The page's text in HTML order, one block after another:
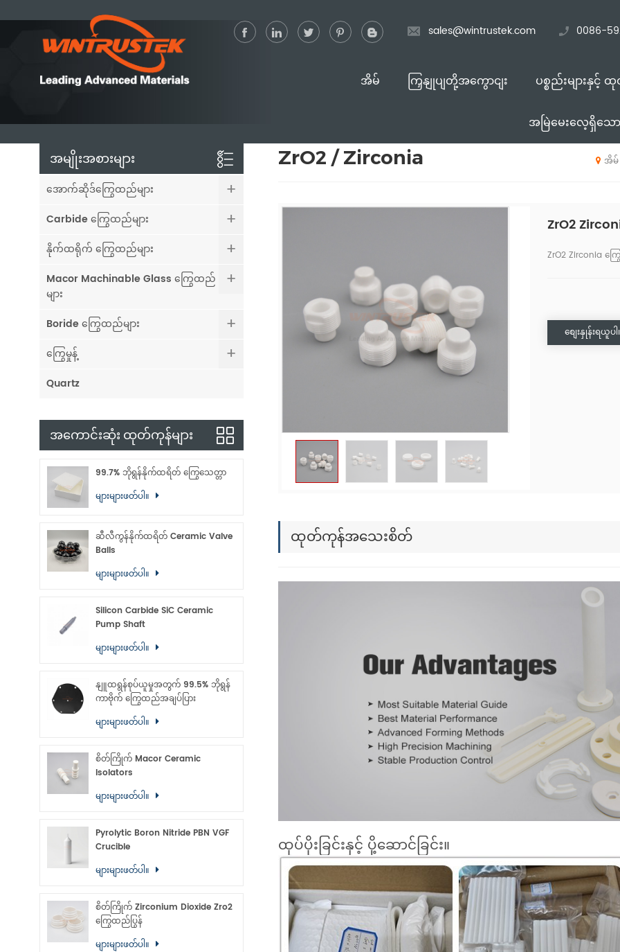
sales@wintrustek.com 0086-
အိမ် ကြှနျုပျတို့အကွောငျး ပစ္စည်းများနှင့်
အမြဲမေးလေ့ရှိသော
ZrO2 / Zirconia အိမ်
ZrO2
ZrO2 Zirconia
စျေးနှုန်းရယူပါ
ထုတ်ကုန်အသေးစိတ်
ထုပ်ပိုးခြင်းနှင့် ပို့ဆောင်ခြင်း။
အမျိုးအစားများ
အောက်ဆိုဒ်ကြွေထည်များ
Carbide ကြွေထည်များ
နိုက်ထရိုက် ကြွေထည်များ
Macor Machinable Glass ကြွေထည်
များ
Boride ကြွေထည်များ
ကြွေမှုန့်
Quartz
အကောင်းဆုံး ထုတ်ကုန်များ
99.7% ဘိုရွန်နိုက်ထရိတ် ကြွေသေတ္တာ
များများဖတ်ပါ။
ဆီလီကွန်နိုက်ထရိတ် Ceramic Valve
Balls
များများဖတ်ပါ။
Silicon Carbide SiC Ceramic
Pump Shaft
များများဖတ်ပါ။
နျူထရွန်စုပ်ယူမှုအတွက် 99.5% ဘိုရွန်
ကာဗိုက် ကြွေထည်အချပ်ပြား
များများဖတ်ပါ။
စိတ်ကြိုက် Macor Ceramic
Isolators
များများဖတ်ပါ။
Pyrolytic Boron Nitride PBN VGF
Crucible
များများဖတ်ပါ။
စိတ်ကြိုက် Zirconium Dioxide Zro2
ကြွေထည်ပြွန်
များများဖတ်ပါ။